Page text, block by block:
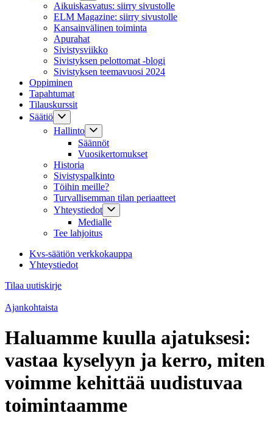
Aikuiskasvatus: siirry sivustolle
ELM Magazine: siirry sivustolle
Kansainvälinen toiminta
Apurahat
Sivistysviikko
Sivistyksen pelottomat -blogi
Sivistyksen teemavuosi 2024
Oppiminen
Tapahtumat
Tilauskurssit
Säätiö
Hallinto
Säännöt
Vuosikertomukset
Historia
Sivistyspalkinto
Töihin meille?
Turvallisemman tilan periaatteet
Yhteystiedot
Medialle
Tee lahjoitus
Kvs-säätiön verkkokauppa
Yhteystiedot
Tilaa uutiskirje
Ajankohtaista
Haluamme kuulla ajatuksesi:
vastaa kyselyyn ja kerro, miten
voimme kehittää uudistuvaa
toimintaamme